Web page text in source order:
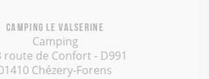
Camping le Valserine
Camping
route de Confort - D991
Chézery-Forens